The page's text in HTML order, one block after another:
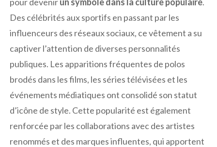
Des célébrités aux sportifs en passant par les
influenceurs des réseaux sociaux, ce vêtement a su
captiver l’attention de diverses personnalités
publiques. Les apparitions fréquentes de polos
brodés dans les films, les séries télévisées et les
événements médiatiques ont consolidé son statut
d’icône de style. Cette popularité est également
renforcée par les collaborations avec des artistes
renommés et des marques influentes, qui apportent